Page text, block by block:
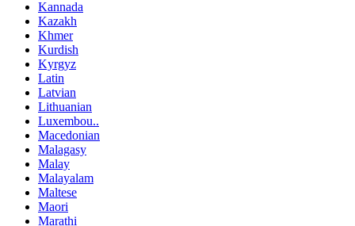
Kannada
Kazakh
Khmer
Kurdish
Kyrgyz
Latin
Latvian
Lithuanian
Luxembou..
Macedonian
Malagasy
Malay
Malayalam
Maltese
Maori
Marathi